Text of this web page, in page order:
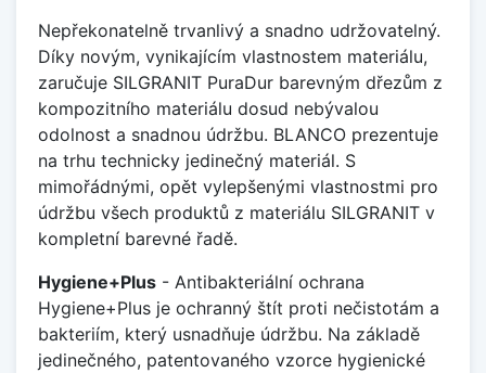
Nepřekonatelně trvanlivý a snadno udržovatelný.
Díky novým, vynikajícím vlastnostem materiálu,
zaručuje SILGRANIT PuraDur barevným dřezům z
kompozitního materiálu dosud nebývalou
odolnost a snadnou údržbu. BLANCO prezentuje
na trhu technicky jedinečný materiál. S
mimořádnými, opět vylepšenými vlastnostmi pro
údržbu všech produktů z materiálu SILGRANIT v
kompletní barevné řadě.
Hygiene+Plus - Antibakteriální ochrana
Hygiene+Plus je ochranný štít proti nečistotám a
bakteriím, který usnadňuje údržbu. Na základě
jedinečného, patentovaného vzorce hygienické